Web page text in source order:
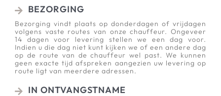
BEZORGING
Bezorging vindt plaats op donderdagen of vrijdagen
volgens vaste routes van onze chauffeur. Ongeveer
14 dagen voor levering stellen we een dag voor.
Indien u die dag niet kunt kijken we of een andere dag
op de route van de chauffeur wel past. We kunnen
geen exacte tijd afspreken aangezien uw levering op
route ligt van meerdere adressen.
IN ONTVANGSTNAME